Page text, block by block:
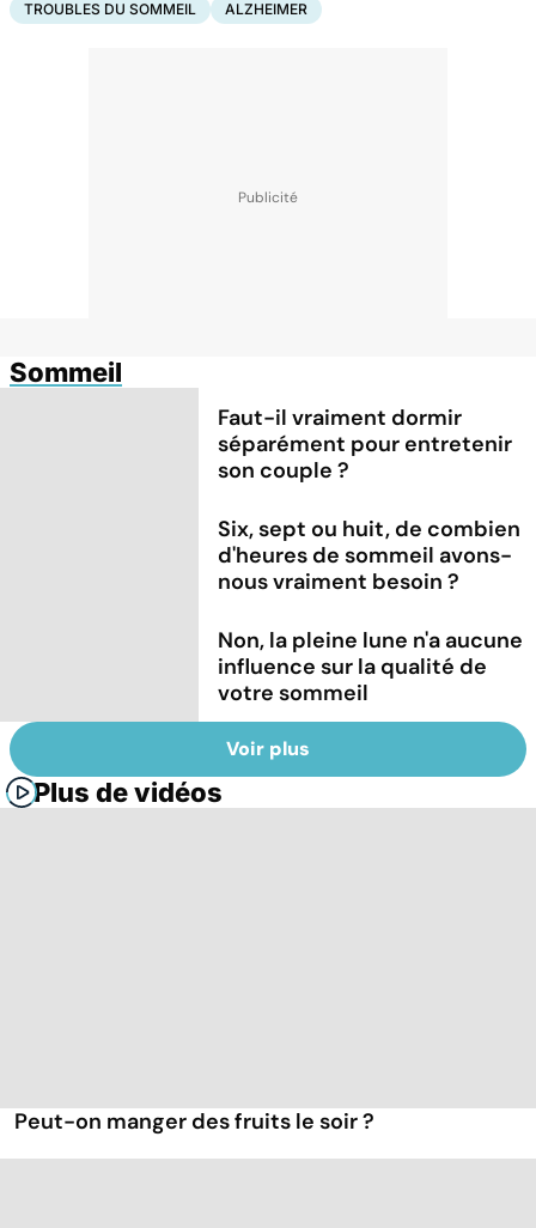
TROUBLES DU SOMMEIL ALZHEIMER
Sommeil
Faut-il vraiment dormir
séparément pour entretenir
son couple ?
Six, sept ou huit, de combien
d'heures de sommeil avons-
nous vraiment besoin ?
Non, la pleine lune n'a aucune
influence sur la qualité de
votre sommeil
Voir plus
Plus de vidéos
Peut-on manger des fruits le soir ?